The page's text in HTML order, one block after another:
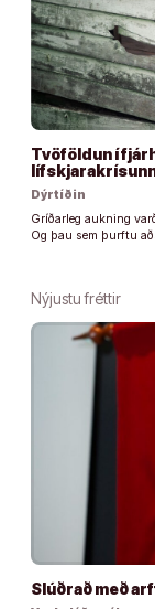
Tvöföldun í
Dýrtíðin
Gríðarleg aukning
Og þau sem þurftu
Nýjustu fréttir
Slúðrað með